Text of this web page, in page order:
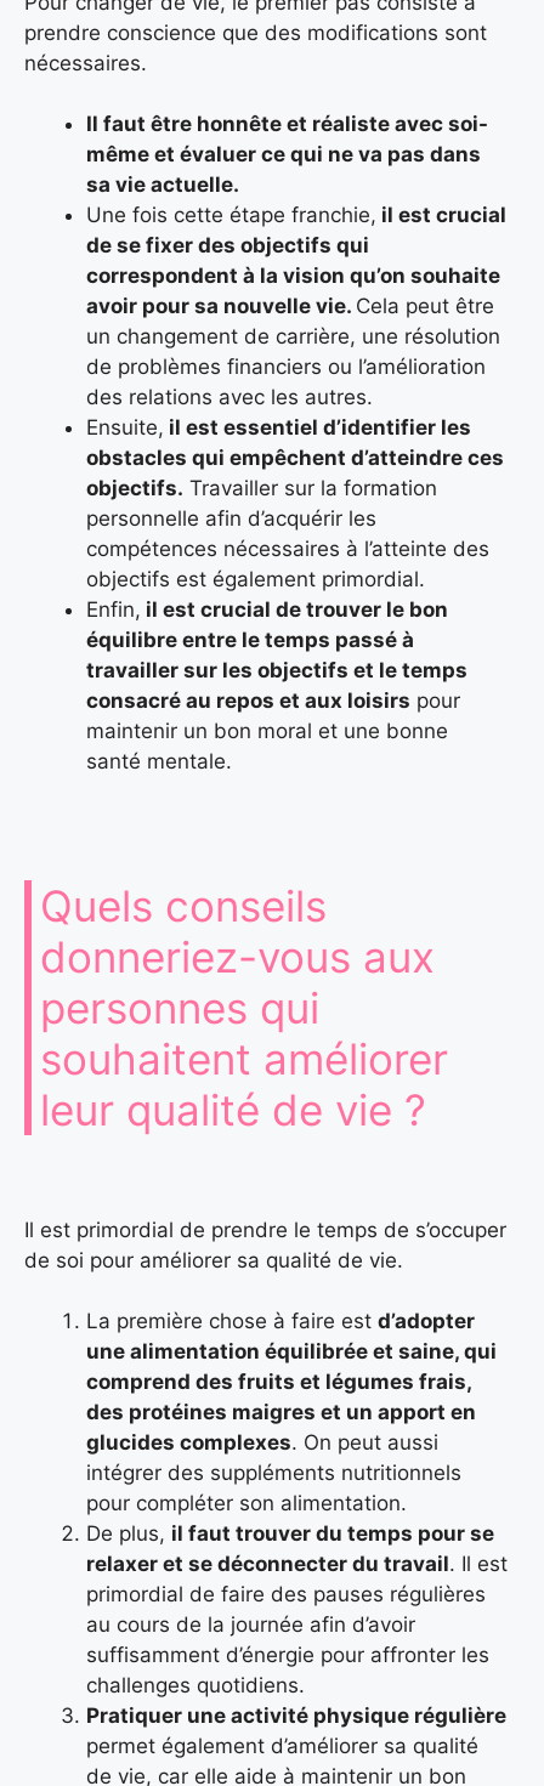
prendre conscience que des modifications sont
nécessaires.
Il faut être honnête et réaliste avec soi-
même et évaluer ce qui ne va pas dans
sa vie actuelle.
Une fois cette étape franchie, il est crucial
de se fixer des objectifs qui
correspondent à la vision qu’on souhaite
avoir pour sa nouvelle vie. Cela peut être
un changement de carrière, une résolution
de problèmes financiers ou l’amélioration
des relations avec les autres.
Ensuite, il est essentiel d’identifier les
obstacles qui empêchent d’atteindre ces
objectifs. Travailler sur la formation
personnelle afin d’acquérir les
compétences nécessaires à l’atteinte des
objectifs est également primordial.
Enfin, il est crucial de trouver le bon
équilibre entre le temps passé à
travailler sur les objectifs et le temps
consacré au repos et aux loisirs pour
maintenir un bon moral et une bonne
santé mentale.
Quels conseils
donneriez-vous aux
personnes qui
souhaitent améliorer
leur qualité de vie ?
Il est primordial de prendre le temps de s’occuper
de soi pour améliorer sa qualité de vie.
La première chose à faire est d’adopter
une alimentation équilibrée et saine, qui
comprend des fruits et légumes frais,
des protéines maigres et un apport en
glucides complexes. On peut aussi
intégrer des suppléments nutritionnels
pour compléter son alimentation.
De plus, il faut trouver du temps pour se
relaxer et se déconnecter du travail. Il est
primordial de faire des pauses régulières
au cours de la journée afin d’avoir
suffisamment d’énergie pour affronter les
challenges quotidiens.
Pratiquer une activité physique régulière
permet également d’améliorer sa qualité
de vie, car elle aide à maintenir un bon